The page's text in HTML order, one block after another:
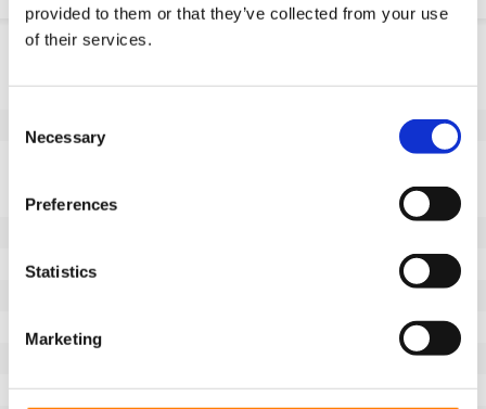
provided to them or that they’ve collected from your use
of their services.
Selection
Necessary
Preferences
Statistics
Marketing
Informacje o produkcie
SKU
10045M182K
EAN
Niebrudzący bieżnik
Szerokość koła (mm)
Typ łożyska
Wpust zgodny z DIN 6885 JS9
Otwór na oś-Ø (mm)
45